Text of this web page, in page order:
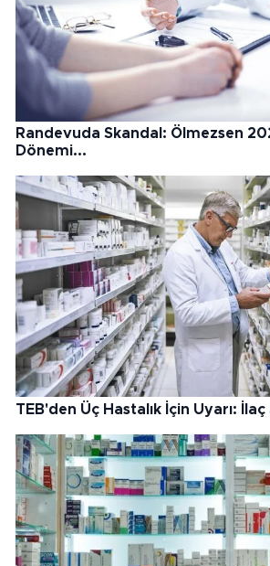
Randevuda Skandal: Ölmezsen
Dönemi...
TEB'den Üç Hastalık İçin Uyarı: İlaç